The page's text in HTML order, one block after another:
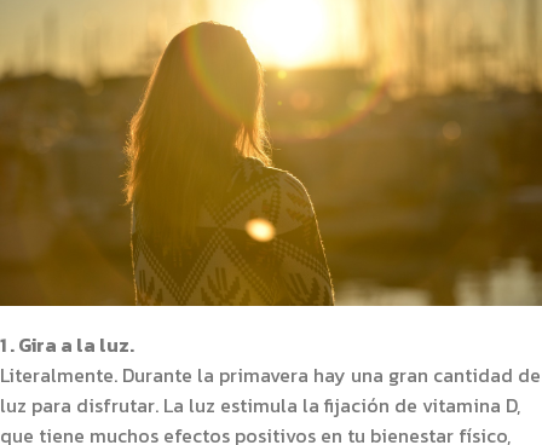
1 . Gira a la luz.
Literalmente. Durante la primavera hay una gran cantidad de
luz para disfrutar. La luz estimula la fijación de vitamina D,
que tiene muchos efectos positivos en tu bienestar físico,